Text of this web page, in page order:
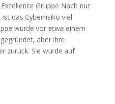
Gruppe Nach nur
das Cyberrisiko viel
wurde vor etwa einem
aber ihre
zurück. Sie wurde auf